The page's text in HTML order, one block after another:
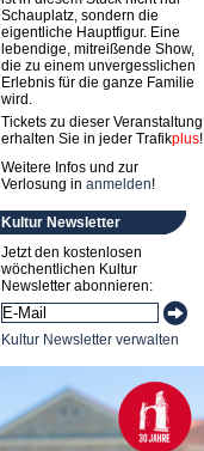
Schauplatz, sondern die
eigentliche Hauptfigur. Eine
lebendige, mitreißende Show,
die zu einem unvergesslichen
Erlebnis für die ganze Familie
wird.
Tickets zu dieser Veranstaltung
erhalten Sie in jeder Trafikplus!
Weitere Infos und zur
Verlosung in anmelden!
Kultur Newsletter
Jetzt den kostenlosen
wöchentlichen Kultur
Newsletter abonnieren:
Kultur Newsletter verwalten